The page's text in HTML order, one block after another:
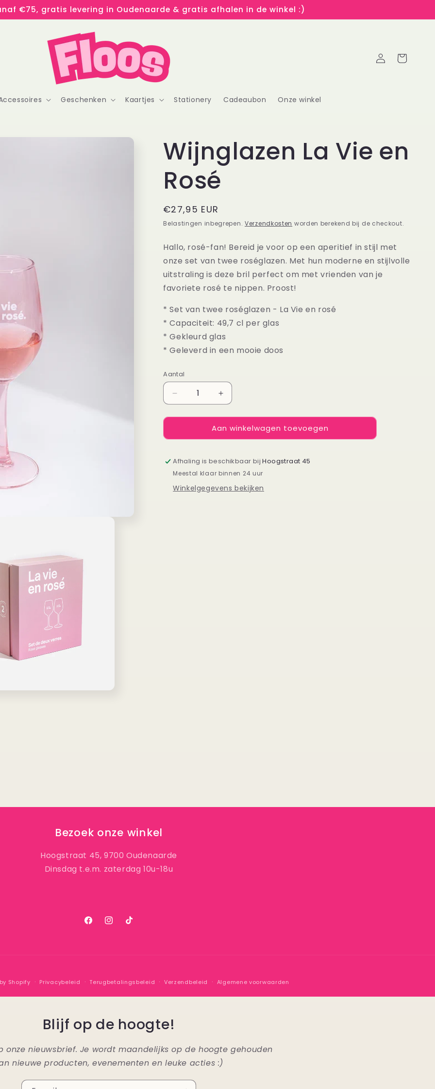
€75, gratis levering in Oudenaarde & gratis afhalen in de winkel :)
Geschenken Kaartjes Stationery Cadeaubon Onze winkel
Inloggen
Winkelwagen
Wijnglazen La Vie en
Rosé
Normale
prijs
€27,95 EUR
Belastingen inbegrepen. Verzendkosten worden berekend bij de checkout.
Hallo, rosé-fan! Bereid je voor op een aperitief in stijl met
onze set van twee roséglazen. Met hun moderne en stijlvolle
uitstraling is deze bril perfect om met vrienden van je
favoriete rosé te nippen. Proost!
* Set van twee roséglazen - La Vie en rosé
* Capaciteit: 49,7 cl per glas
* Gekleurd glas
* Geleverd in een mooie doos
Aantal
Aantal
Aantal
verlagen
voor
Wijnglazen
La
en
Rosé
Aantal
verhogen
voor
Wijnglazen
La
en
Rosé
Aan winkelwagen toevoegen
Afhaling is beschikbaar bijHoogstraat 45
Meestal klaar binnen 24 uur
Winkelgegevens bekijken
Bezoek onze winkel
Hoogstraat 45, 9700 Oudenaarde
Dinsdag t.e.m. zaterdag 10u-18u
FacebookInstagram
TikTok
Shopify Privacybeleid Terugbetalingsbeleid Verzendbeleid Algemene voorwaarden
Blijf op de hoogte!
onze nieuwsbrief. Je wordt maandelijks op de hoogte gehouden
nieuwe producten, evenementen en leuke acties :)